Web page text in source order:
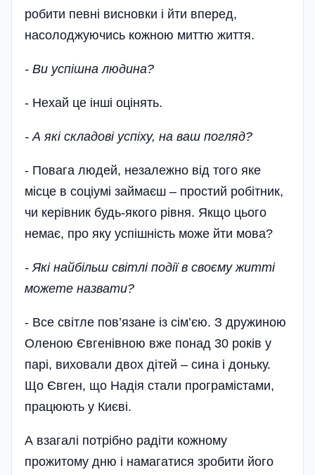
робити певні висновки і йти вперед,
насолоджуючись кожною миттю життя.
- Ви успішна людина?
- Нехай це інші оці­нять.
- А які складові успіху, на ваш погляд?
- Повага людей, незалежно від того яке
місце в соціумі займаєш – простий робітник,
чи керівник будь-якого рівня. Якщо цього
немає, про яку успішність може йти мова?
- Які найбільш світлі події в своєму житті
можете назвати?
- Все світле пов’язане із сім’єю. З дружиною
Оленою Євгенівною вже понад 30 років у
парі, виховали двох дітей – сина і доньку.
Що Євген, що Надія стали програмістами,
працюють у Києві.
А взагалі потрібно радіти кожному
прожитому дню і намагатися зробити його